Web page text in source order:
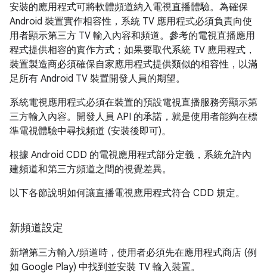
安裝的應用程式可將軟體頻道納入電視直播體驗。為確保
Android 裝置實作相容性，系統 TV 應用程式必須負責向使
用者顯示第三方 TV 輸入內容和頻道。參考的電視直播應用
程式提供相容的實作方式；如果要取代系統 TV 應用程式，
裝置製造商必須確保自家應用程式提供類似的相容性，以滿
足所有 Android TV 裝置開發人員的期望。
系統電視應用程式必須在裝置的預設電視直播服務旁顯示第
三方輸入內容。開發人員 API 的承諾，就是使用者能夠在標
準電視體驗中尋找頻道 (安裝後即可)。
根據 Android CDD 的電視應用程式部分定義，系統允許內
建頻道和第三方頻道之間的視覺差異。
以下各節說明如何讓直播電視應用程式符合 CDD 規定。
新頻道設定
新增第三方輸入/頻道時，使用者必須先在應用程式商店 (例
如 Google Play) 中找到並安裝 TV 輸入裝置。